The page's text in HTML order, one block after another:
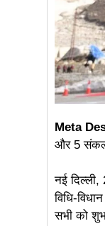
Meta
और 5
नई
विधि-
सभी को